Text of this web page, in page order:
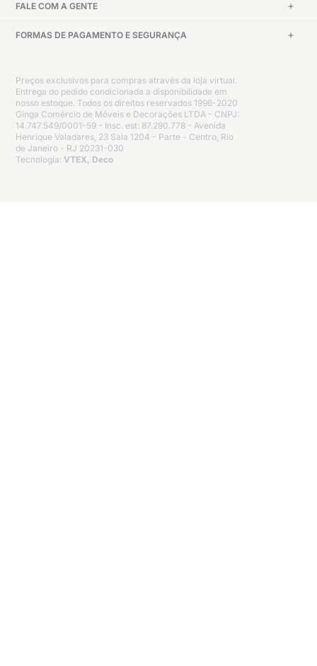
FALE COM A GENTE
FORMAS DE PAGAMENTO E SEGURANÇA
Preços exclusivos para compras através da loja virtual.
Entrega do pedido condicionada a disponibilidade em
nosso estoque. Todos os direitos reservados 1996-2020
Ginga Comércio de Móveis e Decorações LTDA - CNPJ:
14.747.549/0001-59 - Insc. est: 87.290.778 - Avenida
Henrique Valadares, 23 Sala 1204 - Parte - Centro, Rio
de Janeiro - RJ 20231-030
Tecnologia: VTEX, Deco